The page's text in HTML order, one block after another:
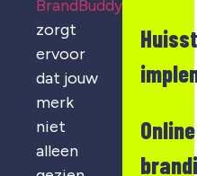
BrandBuddy
zorgt
ervoor
dat jouw
merk
niet
alleen
Online